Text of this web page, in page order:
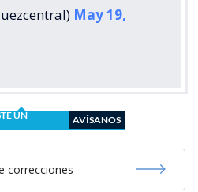
May 19,
UN
AVÍSANOS
correcciones